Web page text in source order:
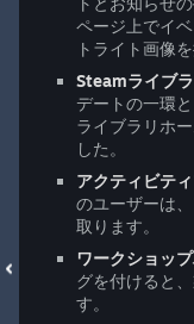
ページ上でイ
トライト画像
Steamライブ
デートの一環
ライブラリホ
した。
アクティビテ
のユーザーは
取ります。
ワークショッ
グを付けると
す。